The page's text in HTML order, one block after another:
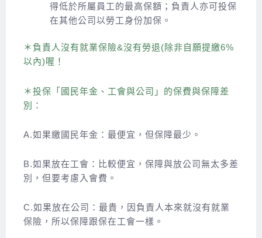
得低於所屬員工的最高保額；負責人亦可投保
在其他公司以勞工身份加保。
＊負責人沒有就業保險&沒有勞退(除非自願提繳6%
以內)喔！
＊投保「國民年金、工會與公司」的保費與保障差
別：
A.如果繳國民年金：最便宜，但保障最少。
B.如果放在工會：比較便宜，保障與放公司無太多差
別，但要考慮入會費。
C.如果放在公司：最貴，因負責人本來就沒有就業
保險，所以保障跟保在工會一樣。